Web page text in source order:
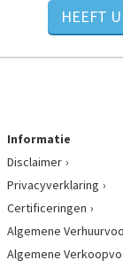
HEEFT
Informatie
Disclaimer
Privacyverklaring
Certificeringen
Algemene
Algemene